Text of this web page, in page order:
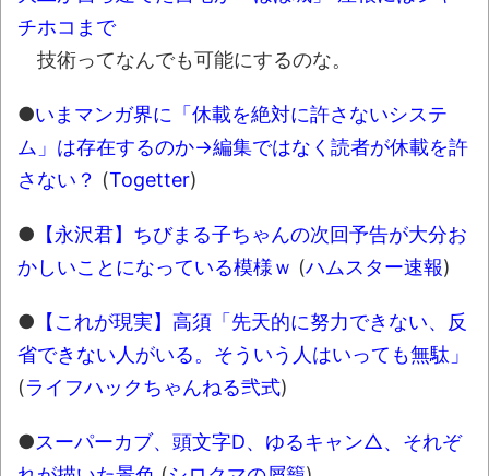
オーストラリアの男性飛行家 太平洋横断
飛行
【中国】パトカーの前で好演技www当たり
屋やお煽り運転など盛りだくさん
「ム、ムリです・・・」メガネ美人ナース
「ム、ムリです・・・」メガネ美人ナース
に入院中のオレのオナサポ懇願したら・・・
ナチスドイツは何故バルバロッサ作戦とか
いう無茶に踏み切ってしまったのか
ブログお引越しのお知らせ
【極画像】名古屋の地下鉄
チホコまで
技術ってなんでも可能にするのな。
●いまマンガ界に「休載を絶対に許さないシステ
ム」は存在するのか→編集ではなく読者が休載を許
さない？ (Togetter)
● 【永沢君】ちびまる子ちゃんの次回予告が大分お
かしいことになっている模様ｗ (ハムスター速報)
● 【これが現実】高須「先天的に努力できない、反
省できない人がいる。そういう人はいっても無駄」
(ライフハックちゃんねる弐式)
●スーパーカブ、頭文字D、ゆるキャン△、それぞ